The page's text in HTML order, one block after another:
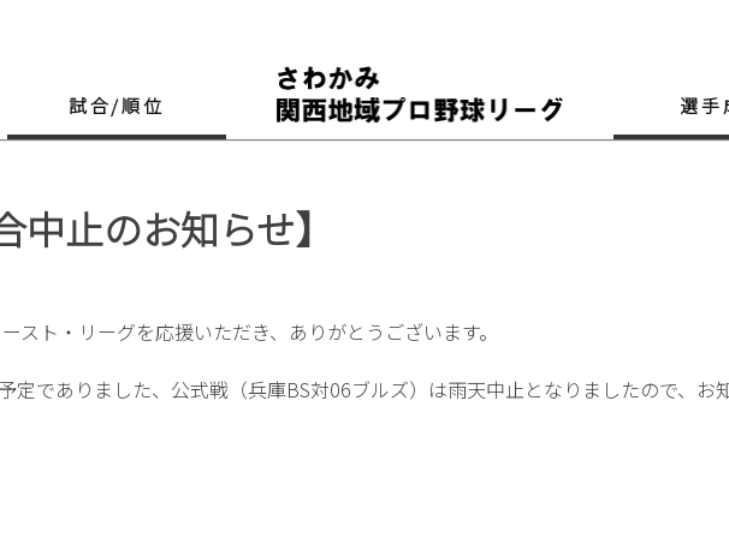
試合/順位 選手
中止のお知らせ】
スト・リーグを応援いただき、ありがとうございます。
定でありました、公式戦（兵庫BS対06ブルズ）は雨天中止となりましたので、お